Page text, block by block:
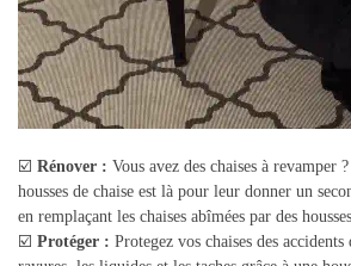
☑️ Rénover : Vous avez des chaises à revamper
housses de chaise est là pour leur donner un
en remplaçant les chaises abîmées par des
☑️ Protéger : Protegez vos chaises des